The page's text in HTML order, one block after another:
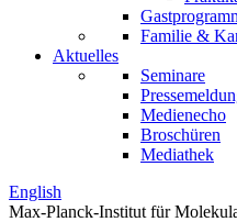
Familie &
Aktuelles
Seminare
Medienecho
Broschüren
Mediathek
English
Max-Planck-Institut für